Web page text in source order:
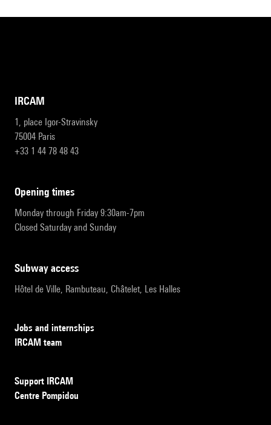
IRCAM
1, place Igor-Stravinsky
75004 Paris
+33 1 44 78 48 43
opening times
Monday through Friday 9:30am-7pm
Closed Saturday and Sunday
subway access
Hôtel de Ville, Rambuteau, Châtelet, Les Halles
Jobs and internships
IRCAM team
Support IRCAM
Centre Pompidou